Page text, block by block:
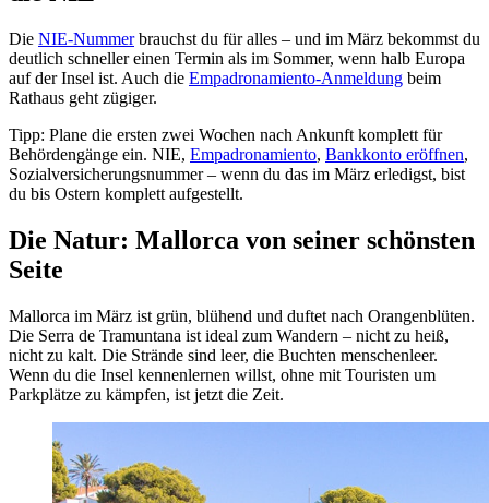
Die NIE-Nummerbrauchst du für alles – und im März bekommst du
deutlich schneller einen Termin als im Sommer, wenn halb Europa
auf der Insel ist. Auch die Empadronamiento-Anmeldung beim
Rathaus geht zügiger.
Tipp: Plane die ersten zwei Wochen nach Ankunft komplett für
Behördengänge ein. NIE, Empadronamiento, Bankkonto eröffnen,
Sozialversicherungsnummer – wenn du das im März erledigst, bist
du bis Ostern komplett aufgestellt.
Die Natur: Mallorca von seiner schönsten
Seite
Mallorca im März ist grün, blühend und duftet nach Orangenblüten.
Die Serra de Tramuntana ist ideal zum Wandern – nicht zu heiß,
nicht zu kalt. Die Strände sind leer, die Buchten menschenleer.
Wenn du die Insel kennenlernen willst, ohne mit Touristen um
Parkplätze zu kämpfen, ist jetzt die Zeit.